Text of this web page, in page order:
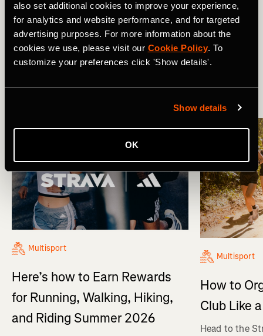
also set additional cookies to improve your experience,
for analytics and website performance, and for targeted
advertising purposes. For more information about the
cookies we use, please visit our Cookie Policy. To
customize your preferences click 'Show details'.
Show details
OK
Related Tags
Strava Updates Strava Updates
Multisport
Here’s how to Earn Rewards
for Running, Walking, Hiking,
and Riding Summer 2026
Multisport
How to
Club Like
Head to the